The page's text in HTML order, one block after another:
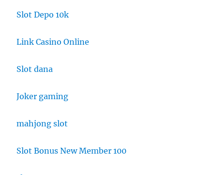
Slot Depo 10k
Link Casino Online
Slot dana
Joker gaming
mahjong slot
Slot Bonus New Member 100